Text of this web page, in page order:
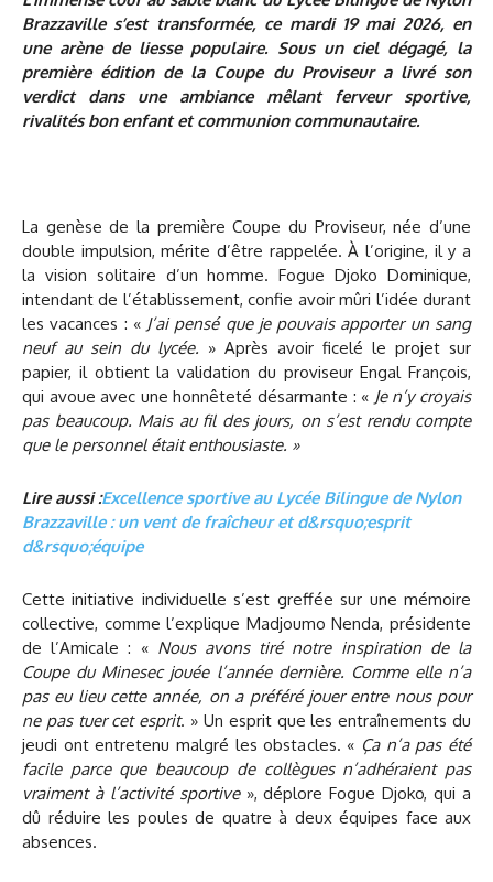
Brazzaville s’est transformée, ce mardi 19 mai 2026, en
une arène de liesse populaire. Sous un ciel dégagé, la
première édition de la Coupe du Proviseur a livré son
verdict dans une ambiance mêlant ferveur sportive,
rivalités bon enfant et communion communautaire.
La genèse de la première Coupe du Proviseur, née d’une
double impulsion, mérite d’être rappelée. À l’origine, il y a
la vision solitaire d’un homme. Fogue Djoko Dominique,
intendant de l’établissement, confie avoir mûri l’idée durant
les vacances : « J’ai pensé que je pouvais apporter un sang
neuf au sein du lycée. » Après avoir ficelé le projet sur
papier, il obtient la validation du proviseur Engal François,
qui avoue avec une honnêteté désarmante : « Je n’y croyais
pas beaucoup. Mais au fil des jours, on s’est rendu compte
que le personnel était enthousiaste. »
Lire aussi :Excellence sportive au Lycée Bilingue de Nylon
Brazzaville : un vent de fraîcheur et d&rsquo;esprit
d&rsquo;équipe
Cette initiative individuelle s’est greffée sur une mémoire
collective, comme l’explique Madjoumo Nenda, présidente
de l’Amicale : « Nous avons tiré notre inspiration de la
Coupe du Minesec jouée l’année dernière. Comme elle n’a
pas eu lieu cette année, on a préféré jouer entre nous pour
ne pas tuer cet esprit. » Un esprit que les entraînements du
jeudi ont entretenu malgré les obstacles. « Ça n’a pas été
facile parce que beaucoup de collègues n’adhéraient pas
vraiment à l’activité sportive», déplore Fogue Djoko, qui a
dû réduire les poules de quatre à deux équipes face aux
absences.